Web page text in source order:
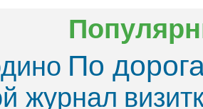
По
журнал